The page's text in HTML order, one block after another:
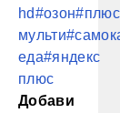
hd#озон#плюс
мульти
еда#яндекс
плюс
Добави